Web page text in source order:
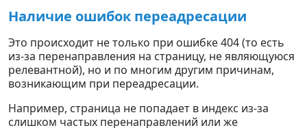
Наличие ошибок переадресации
Это происходит не только при ошибке 404 (то есть
из-за перенаправления на страницу, не являющуюся
релевантной), но и по многим другим причинам,
возникающим при переадресации.
Например, страница не попадает в индекс из-за
слишком частых перенаправлений или же